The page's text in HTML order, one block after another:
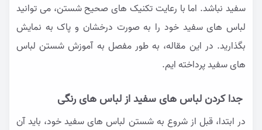
سفید نباشد. اما با رعایت تکنیک های صحیح شستن، می توانید
لباس های سفید خود را به صورت درخشان و پاک به نمایش
بگذارید. در این مقاله، به طور مفصل به آموزش شستن لباس
های سفید پرداخته ایم.
جدا کردن لباس های سفید از لباس های رنگی
در ابتدا، قبل از شروع به شستن لباس های سفید خود، باید آن